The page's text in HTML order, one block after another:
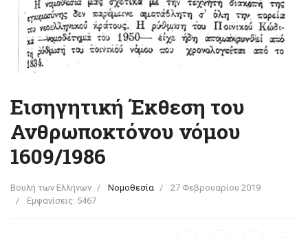
Εισηγητική Έκθεση του
Ανθρωποκτόνου νόμου
1609/1986
Βουλή των Ελλήνων Νομοθεσία
27 Φεβρουαρίου 2019
Εμφανίσεις: 5467